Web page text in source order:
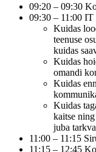
09:20 – 09:30
09:30 – 11:00 IT
Kuidas
teenuse
kuidas
Kuidas
omandi
Kuidas
Kuidas
kaitse
juba
11:00 – 11:15
11:15 – 12:45